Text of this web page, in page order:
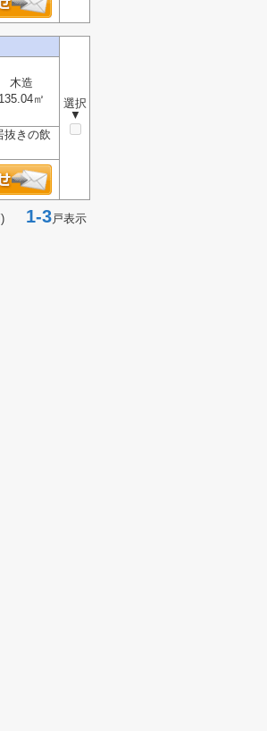
選択
▼
木造
135.04㎡
きの飲
1-3戸表示